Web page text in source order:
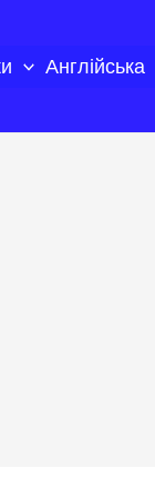
Англійська